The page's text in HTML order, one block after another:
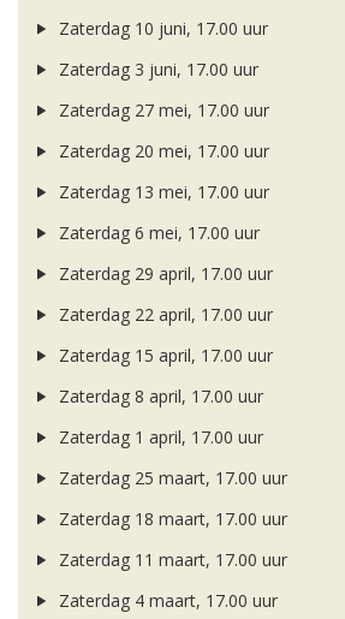
Zaterdag 10 juni, 17.00 uur
Zaterdag 3 juni, 17.00 uur
Zaterdag 27 mei, 17.00 uur
Zaterdag 20 mei, 17.00 uur
Zaterdag 13 mei, 17.00 uur
Zaterdag 6 mei, 17.00 uur
Zaterdag 29 april, 17.00 uur
Zaterdag 22 april, 17.00 uur
Zaterdag 15 april, 17.00 uur
Zaterdag 8 april, 17.00 uur
Zaterdag 1 april, 17.00 uur
Zaterdag 25 maart, 17.00 uur
Zaterdag 18 maart, 17.00 uur
Zaterdag 11 maart, 17.00 uur
Zaterdag 4 maart, 17.00 uur